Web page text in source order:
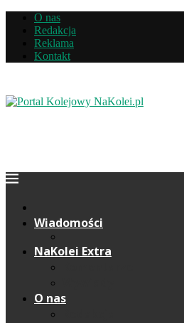
O nas
Redakcja
Reklama
Kontakt
Wiadomości
NaKolei Extra
O nas